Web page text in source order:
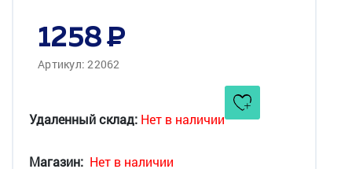
1258
Артикул: 22062
Удаленный склад: Нет в наличии
Магазин: Нет в наличии